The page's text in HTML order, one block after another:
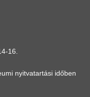
16.
nyitvatartási időben